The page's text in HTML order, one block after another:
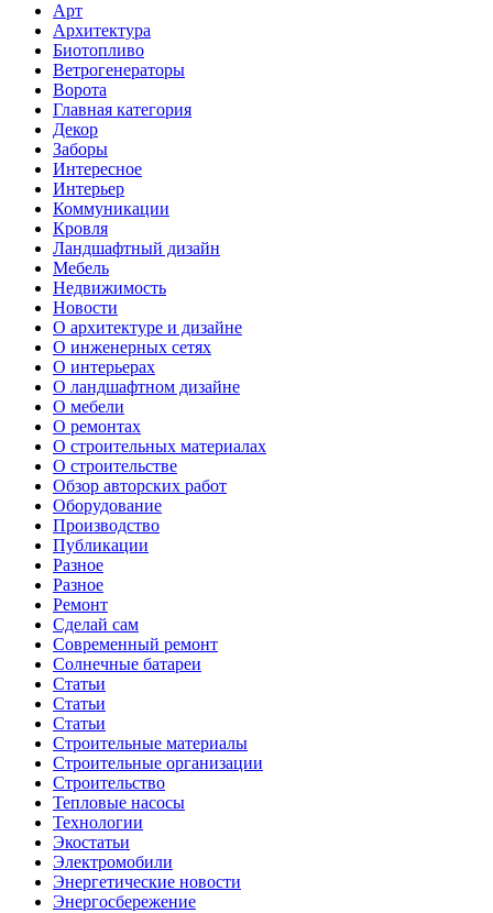
Арт
Архитектура
Биотопливо
Ветрогенераторы
Ворота
Главная категория
Декор
Заборы
Интересное
Интерьер
Коммуникации
Кровля
Ландшафтный дизайн
Мебель
Недвижимость
Новости
О архитектуре и дизайне
О инженерных сетях
О интерьерах
О ландшафтном дизайне
О мебели
О ремонтах
О строительных материалах
О строительстве
Обзор авторских работ
Оборудование
Производство
Публикации
Разное
Разное
Ремонт
Сделай сам
Современный ремонт
Солнечные батареи
Статьи
Статьи
Статьи
Строительные материалы
Строительные организации
Строительство
Тепловые насосы
Технологии
Экостатьи
Электромобили
Энергетические новости
Энергосбережение